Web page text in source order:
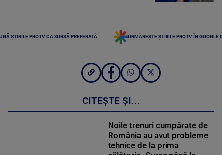
ȘTIRILE PROTV CA SURSĂ PREFERATĂ URMĂREȘTE ȘTIRILE PROTV ÎN GOOGLE
CITEȘTE ȘI...
Noile trenuri cumpărate de
România au avut probleme
tehnice de la prima